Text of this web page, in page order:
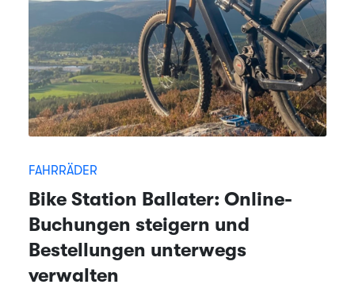
FAHRRÄDER
Bike Station Ballater: Online-
Buchungen steigern und
Bestellungen unterwegs
verwalten